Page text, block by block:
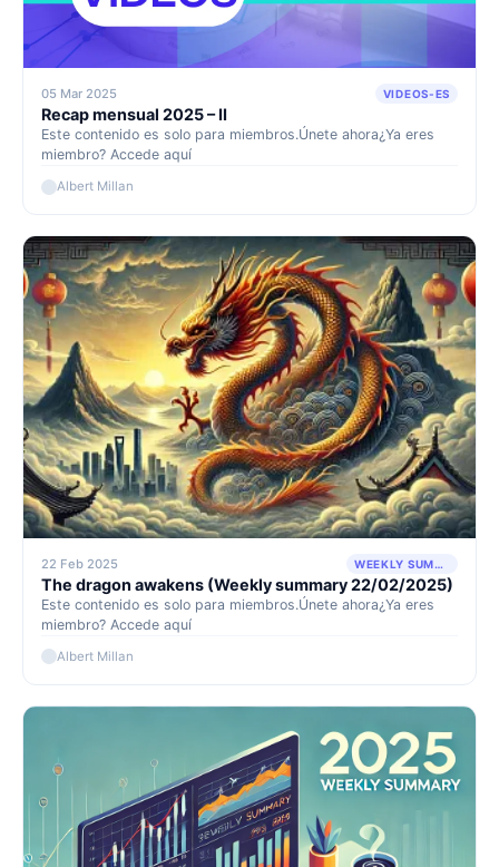
05 Mar 2025 VIDEOS-ES
Recap mensual 2025 – II
Este contenido es solo para miembros.Únete ahora¿Ya eres
miembro? Accede aquí
Albert Millan
22 Feb 2025 WEEKLY SUMMARY
The dragon awakens (Weekly summary 22/02/2025)
Este contenido es solo para miembros.Únete ahora¿Ya eres
miembro? Accede aquí
Albert Millan